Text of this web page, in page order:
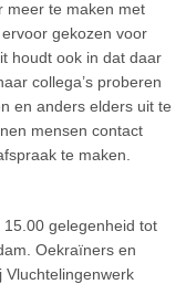
meer te maken met
gekozen voor
houdt ook in dat daar
collega’s proberen
en anders elders uit te
mensen contact
te maken.
gelegenheid tot
Oekraïners en
Vluchtelingenwerk